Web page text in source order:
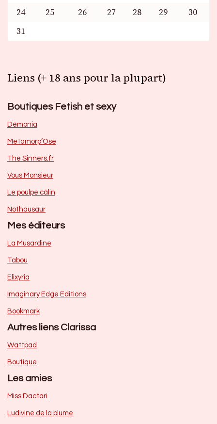
24
25 26 27 28 29
30
31
Liens (+ 18 ans pour la plupart)
Boutiques Fetish et sexy
Dèmonia
Metamorp’Ose
The Sinners.fr
Vous Monsieur
Le poulpe câlin
Nothausaur
Mes éditeurs
La Musardine
Tabou
Elixyria
Imaginary Edge Editions
Bookmark
Autres liens Clarissa
Wattpad
Boutique
Les amies
Miss Dactari
Ludivine de la plume